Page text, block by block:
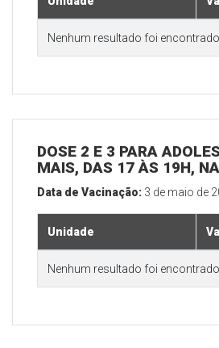
Nenhum resultado foi encontrado.
DOSE 2 E 3 PARA
MAIS, DAS 17 ÀS 19H,
Data de Vacinação: 3 de maio de
Unidade
Nenhum resultado foi encontrado.